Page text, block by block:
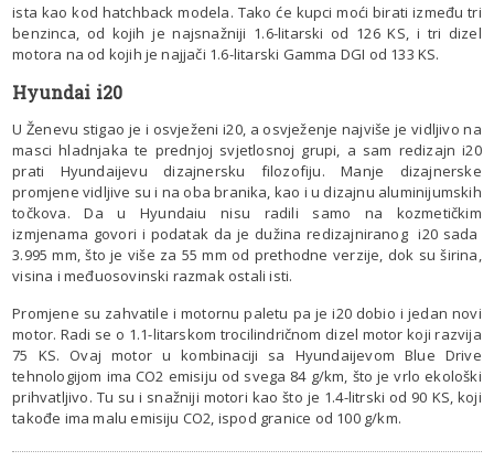
ista kao kod hatchback modela. Tako će kupci moći birati između tri
benzinca, od kojih je najsnažniji 1.6-litarski od 126 KS, i tri dizel
motora na od kojih je najjači 1.6-litarski Gamma DGI od 133 KS.
Hyundai i20
U Ženevu stigao je i osvježeni i20, a osvježenje najviše je vidljivo na
masci hladnjaka te prednjoj svjetlosnoj grupi, a sam redizajn i20
prati Hyundaijevu dizajnersku filozofiju. Manje dizajnerske
promjene vidljive su i na oba branika, kao i u dizajnu aluminijumskih
točkova. Da u Hyundaiu nisu radili samo na kozmetičkim
izmjenama govori i podatak da je dužina redizajniranog i20 sada
3.995 mm, što je više za 55 mm od prethodne verzije, dok su širina,
visina i međuosovinski razmak ostali isti.
Promjene su zahvatile i motornu paletu pa je i20 dobio i jedan novi
motor. Radi se o 1.1-litarskom trocilindričnom dizel motor koji razvija
75 KS. Ovaj motor u kombinaciji sa Hyundaijevom Blue Drive
tehnologijom ima CO2 emisiju od svega 84 g/km, što je vrlo ekološki
prihvatljivo. Tu su i snažniji motori kao što je 1.4-litrski od 90 KS, koji
takođe ima malu emisiju CO2, ispod granice od 100 g/km.